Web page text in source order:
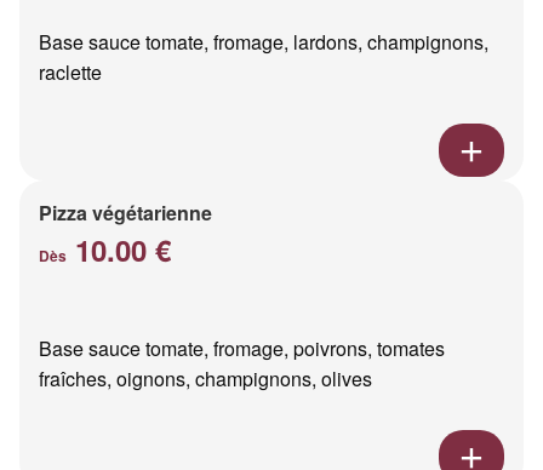
Base sauce tomate, fromage, lardons, champignons,
raclette
Pizza végétarienne
Dès 10.00 €
Base sauce tomate, fromage, poivrons, tomates
fraîches, oignons, champignons, olives